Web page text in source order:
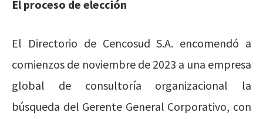
El proceso de elección
El Directorio de Cencosud S.A. encomendó a
comienzos de noviembre de 2023 a una empresa
global de consultoría organizacional la
búsqueda del Gerente General Corporativo, con